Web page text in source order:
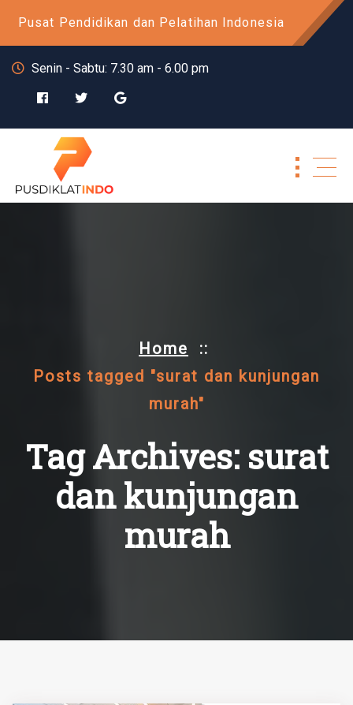
Pusat Pendidikan dan Pelatihan Indonesia
Senin - Sabtu: 7.30 am - 6.00 pm
Home ::
Posts tagged "surat dan kunjungan
murah"
Tag Archives: surat
dan kunjungan
murah